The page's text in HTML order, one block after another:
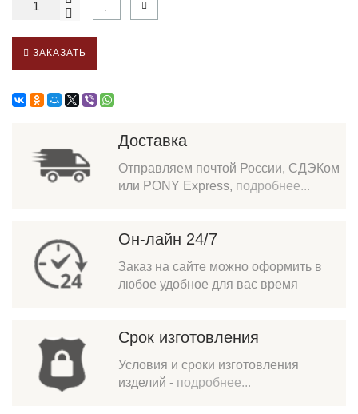
ЗАКАЗАТЬ
Доставка
Отправляем почтой России, СДЭКом
или PONY Express, подробнее...
Он-лайн 24/7
Заказ на сайте можно оформить в
любое удобное для вас время
Срок изготовления
Условия и сроки изготовления
изделий - подробнее...